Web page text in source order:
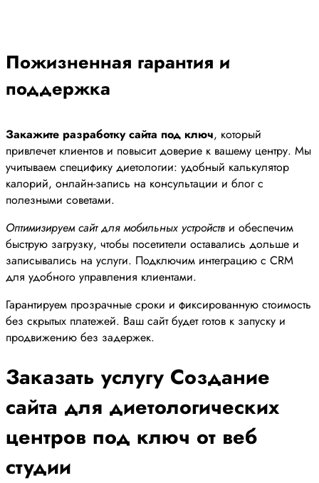
Пожизненная гарантия и
поддержка
Закажите разработку сайта под ключ, который
привлечет клиентов и повысит доверие к вашему центру. Мы
учитываем специфику диетологии: удобный калькулятор
калорий, онлайн-запись на консультации и блог с
полезными советами.
Оптимизируем сайт для мобильных устройств и обеспечим
быструю загрузку, чтобы посетители оставались дольше и
записывались на услуги. Подключим интеграцию с CRM
для удобного управления клиентами.
Гарантируем прозрачные сроки и фиксированную стоимость
без скрытых платежей. Ваш сайт будет готов к запуску и
продвижению без задержек.
Заказать услугу Создание
сайта для диетологических
центров под ключ от веб
студии